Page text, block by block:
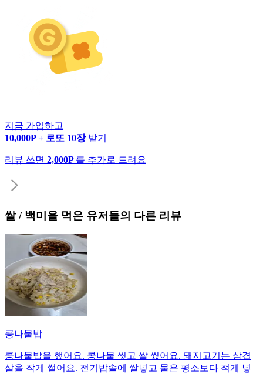
지금 가입하고
10,000P + 로또 10장 받기
리뷰 쓰면 2,000P 를 추가로 드려요
쌀 / 백미 을 먹은 유저들의 다른 리뷰
콩나물밥
콩나물밥을 했어요. 콩나물 씻고 쌀 씼어요. 돼지고기는 삼겹
살을 작게 썰어요. 전기밥솥에 쌀넣고 물은 평소보다 적게 넣